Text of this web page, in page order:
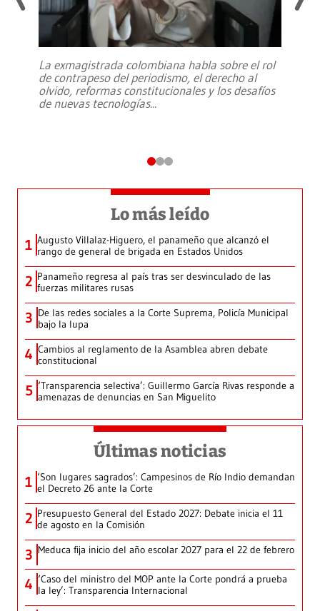
La exmagistrada colombiana habla sobre el rol
de contrapeso del periodismo, el derecho al
olvido, reformas constitucionales y los desafíos
de nuevas tecnologías...
Lo más leído
1 Augusto Villalaz-Higuero, el panameño que alcanzó el
rango de general de brigada en Estados Unidos
2 Panameño regresa al país tras ser desvinculado de las
fuerzas militares rusas
3 De las redes sociales a la Corte Suprema, Policía Municipal
bajo la lupa
4 Cambios al reglamento de la Asamblea abren debate
constitucional
5 ‘Transparencia selectiva’: Guillermo García Rivas responde a
amenazas de denuncias en San Miguelito
Últimas noticias
1 ‘Son lugares sagrados’: Campesinos de Río Indio demandan
el Decreto 26 ante la Corte
2 Presupuesto General del Estado 2027: Debate inicia el 11
de agosto en la Comisión
3 Meduca fija inicio del año escolar 2027 para el 22 de febrero
4 ‘Caso del ministro del MOP ante la Corte pondrá a prueba
la ley’: Transparencia Internacional